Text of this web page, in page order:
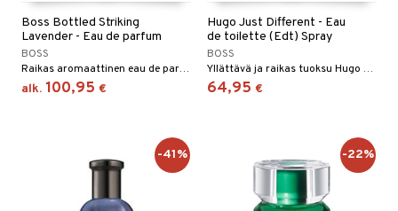
Boss Bottled Striking
Lavender - Eau de parfum
BOSS
Raikas aromaattinen eau de parfum Bossilta.
alk. 100,95 €
Hugo Just Different - Eau
de toilette (Edt) Spray
BOSS
Yllättävä ja raikas tuoksu Hugo Bossilta
64,95 €
-41% -22%